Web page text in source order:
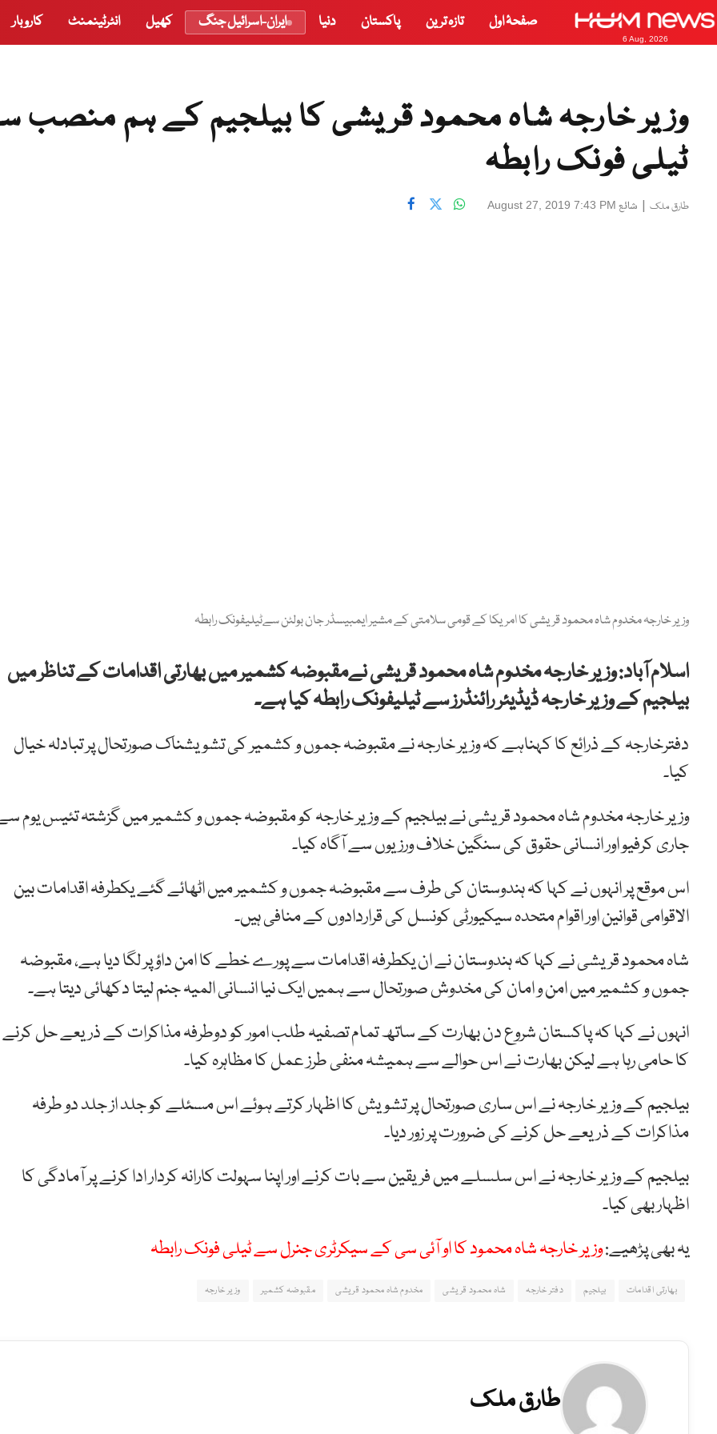
6 Aug, 2026
صفحۂ اول تازہ ترین پاکستان دنیا ایران-اسرائیل جنگ کھیل انٹرٹینمنٹ کاروبار
وزیر خارجہ شاہ محمود قریشی کا بیلجیم کے ہم منصب
ٹیلی فونک رابطہ
طارق ملک | شائع August 27, 2019 7:43 PM
وزیر خارجہ مخدوم شاہ محمود قریشی کا امریکا کے قومی سلامتی کے مشیر ایمبیسڈر جان بولٹن سےٹیلیفونک رابطہ
اسلام آباد: وزیر خارجہ مخدوم شاہ محمود قریشی نےمقبوضہ کشمیر میں بھارتی اقدامات کے تناظر میں
بیلجیم کے وزیر خارجہ ڈیڈیئر رائنڈرز سے ٹیلیفونک رابطہ کیا ہے۔
دفترخارجہ کے ذرائع کا کہناہے کہ وزیر خارجہ نے مقبوضہ جموں و کشمیر کی تشویشناک صورتحال پر تبادلہ خیال
کیا۔
وزیر خارجہ مخدوم شاہ محمود قریشی نے بیلجیم کے وزیر خارجہ کو مقبوضہ جموں و کشمیر میں گزشتہ تئیس یوم
جاری کرفیو اور انسانی حقوق کی سنگین خلاف ورزیوں سے آگاہ کیا۔
اس موقع پر انہوں نے کہا کہ ہندوستان کی طرف سے مقبوضہ جموں و کشمیر میں اٹھائے گئے یکطرفہ اقدامات بین
الاقوامی قوانین اور اقوام متحدہ سیکیورٹی کونسل کی قراردادوں کے منافی ہیں۔
شاہ محمود قریشی نے کہا کہ ہندوستان نے ان یکطرفہ اقدامات سے پورے خطے کا امن داؤ پر لگا دیا ہے، مقبوضہ
جموں و کشمیر میں امن و امان کی مخدوش صورتحال سے ہمیں ایک نیا انسانی المیہ جنم لیتا دکھائی دیتا ہے۔
انہوں نے کہا کہ پاکستان شروع دن بھارت کے ساتھ تمام تصفیہ طلب امور کو دوطرفہ مذاکرات کے ذریعے حل کرنے
کا حامی رہا ہے لیکن بھارت نے اس حوالے سے ہمیشہ منفی طرز عمل کا مظاہرہ کیا۔
بیلجیم کے وزیر خارجہ نے اس ساری صورتحال پر تشویش کا اظہار کرتے ہوئے اس مسئلے کو جلد از جلد دو طرفہ
مذاکرات کے ذریعے حل کرنے کی ضرورت پر زور دیا۔
بیلجیم کے وزیر خارجہ نے اس سلسلے میں فریقین سے بات کرنے اور اپنا سہولت کارانہ کردار ادا کرنے پر آمادگی کا
اظہار بھی کیا۔
یہ بھی پڑھیے:وزیر خارجہ شاہ محمود کا او آئی سی کے سیکرٹری جنرل سے ٹیلی فونک رابطہ
بھارتی اقدامات بیلجیم دفتر خارجہ شاہ محمود قریشی مخدوم شاہ محمود قریشی مقبوضہ کشمیر وزیر خارجہ
طارق ملک